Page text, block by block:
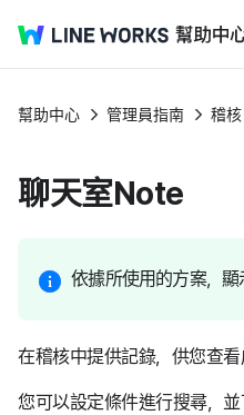
幫助中心 管理員指南 稽核
聊天室Note
依據所使用的方案，顯
在稽核中提供記錄，供您查看
您可以設定條件進行搜尋，並